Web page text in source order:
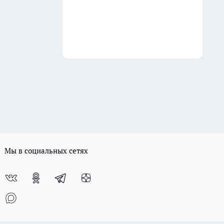
Мы в социальных сетях